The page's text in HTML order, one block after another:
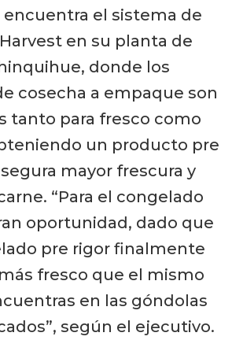
encuentra el sistema de
en su planta de
donde los
cosecha a empaque son
tanto para fresco como
un producto pre
mayor frescura y
“Para el congelado
oportunidad, dado que
pre rigor finalmente
fresco que el mismo
en las góndolas
según el ejecutivo.